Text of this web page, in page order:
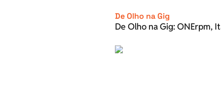
De Olho na Gig
De Olho na Gig: ONErpm,